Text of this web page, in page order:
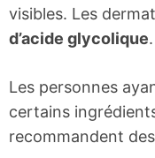
visibles. Les
d’acide glycolique.
Les personnes
certains
recommandent des